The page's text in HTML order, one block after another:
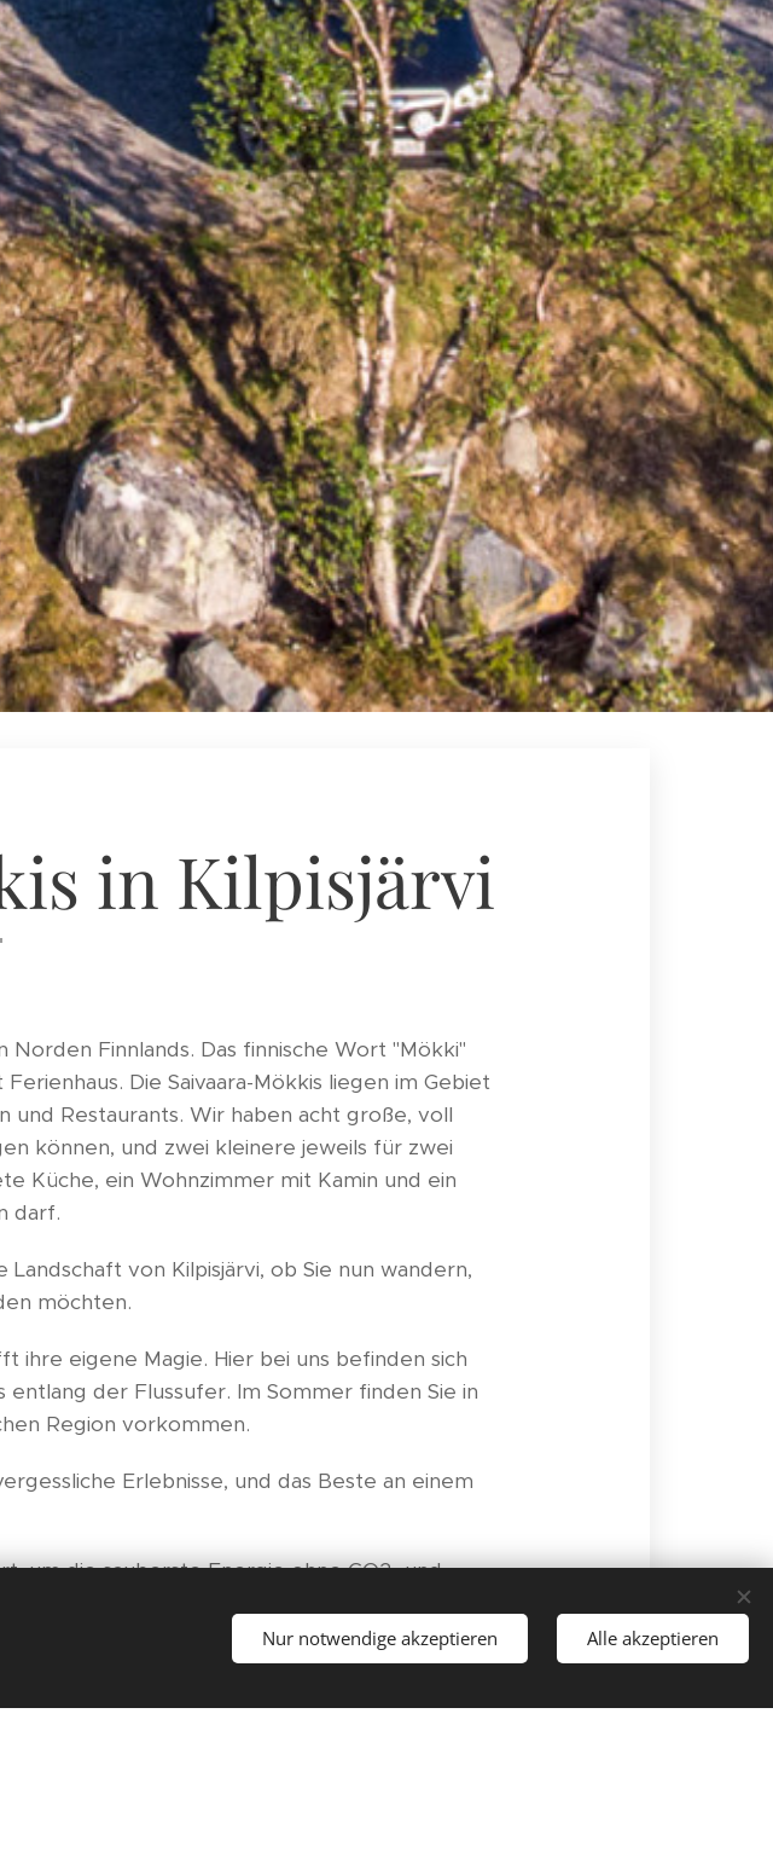
in Kilpisjärvi
Norden Finnlands. Das finnische Wort "Mökki"
Die Saivaara-Mökkis liegen im Gebiet
und Restaurants. Wir haben acht große, voll
können, und zwei kleinere jeweils für zwei
Küche, ein Wohnzimmer mit Kamin und ein
darf.
von Kilpisjärvi, ob Sie nun wandern,
möchten.
ihre eigene Magie. Hier bei uns befinden sich
der Flussufer. Im Sommer finden Sie in
Region vorkommen.
Erlebnisse, und das Beste an einem
um die sauberste Energie ohne CO2- und
Nur notwendige akzeptieren Alle akzeptieren